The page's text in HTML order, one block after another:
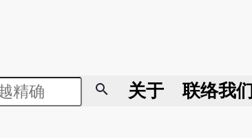
search 关于 联络我们